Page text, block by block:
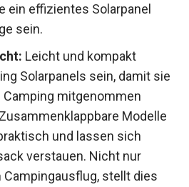
ein effizientes Solarpanel
sein.
Leicht und kompakt
Solarpanels sein, damit sie
mitgenommen
Modelle
und lassen sich
verstauen. Nicht nur
stellt dies